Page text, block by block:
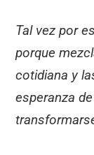
Tal vez por
porque
cotidiana y
esperanza